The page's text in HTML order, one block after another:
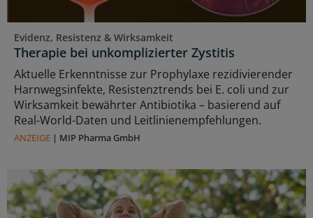
Evidenz, Resistenz & Wirksamkeit
Therapie bei unkomplizierter Zystitis
Aktuelle Erkenntnisse zur Prophylaxe rezidivierender
Harnwegsinfekte, Resistenztrends bei E. coli und zur
Wirksamkeit bewährter Antibiotika – basierend auf
Real-World-Daten und Leitlinienempfehlungen.
ANZEIGE | MIP Pharma GmbH